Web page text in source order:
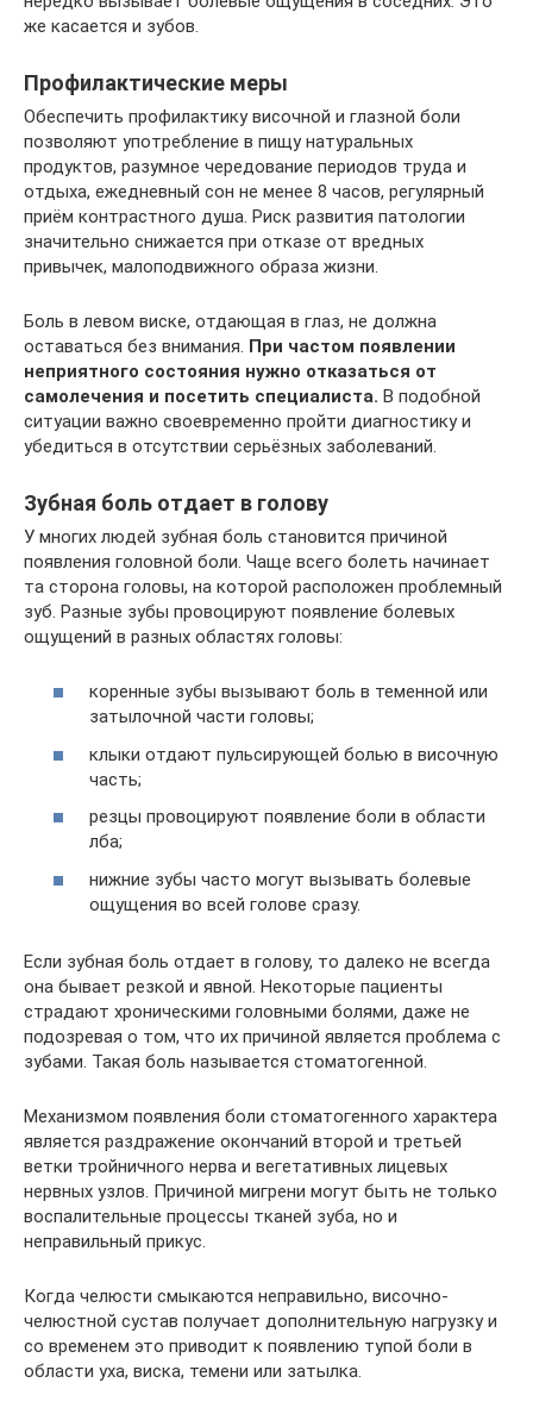
же касается и зубов.
Профилактические меры
Обеспечить профилактику височной и глазной боли
позволяют употребление в пищу натуральных
продуктов, разумное чередование периодов труда и
отдыха, ежедневный сон не менее 8 часов, регулярный
приём контрастного душа. Риск развития патологии
значительно снижается при отказе от вредных
привычек, малоподвижного образа жизни.
Боль в левом виске, отдающая в глаз, не должна
оставаться без внимания. При частом появлении
неприятного состояния нужно отказаться от
самолечения и посетить специалиста. В подобной
ситуации важно своевременно пройти диагностику и
убедиться в отсутствии серьёзных заболеваний.
Зубная боль отдает в голову
У многих людей зубная боль становится причиной
появления головной боли. Чаще всего болеть начинает
та сторона головы, на которой расположен проблемный
зуб. Разные зубы провоцируют появление болевых
ощущений в разных областях головы:
коренные зубы вызывают боль в теменной или
затылочной части головы;
клыки отдают пульсирующей болью в височную
часть;
резцы провоцируют появление боли в области
лба;
нижние зубы часто могут вызывать болевые
ощущения во всей голове сразу.
Если зубная боль отдает в голову, то далеко не всегда
она бывает резкой и явной. Некоторые пациенты
страдают хроническими головными болями, даже не
подозревая о том, что их причиной является проблема с
зубами. Такая боль называется стоматогенной.
Механизмом появления боли стоматогенного характера
является раздражение окончаний второй и третьей
ветки тройничного нерва и вегетативных лицевых
нервных узлов. Причиной мигрени могут быть не только
воспалительные процессы тканей зуба, но и
неправильный прикус.
Когда челюсти смыкаются неправильно, височно-
челюстной сустав получает дополнительную нагрузку и
со временем это приводит к появлению тупой боли в
области уха, виска, темени или затылка.